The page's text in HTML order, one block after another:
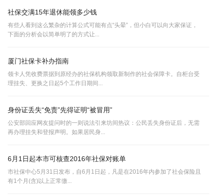
社保交满15年退休能领多少钱
有些人看到这么繁杂的计算公式可能有点“头晕”，但小白可以向大家保证，
下面的分析会以简单明了的方式让...
厦门社保卡补办指南
领卡人凭收费票据到原经办的社保机构领取新制作的社会保障卡。自柜台受
理挂失、更换之日起5个工作日期间...
身份证丢失“免责”先得证明“被冒用”
公安部回应网友提问时的一则说法引来坊间热议：公民丢失身份证后，无需
再办理挂失和登报声明。如果居民身...
6月1日起本市可核查2016年社保对账单
市社保中心5月31日发布，自6月1日起，凡是在2016年内参加了社会保险且
有1个月(含)以上正常缴...